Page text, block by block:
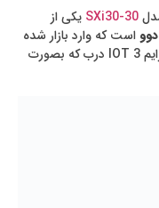
SXi30-30 یکی از
دوواست که وارد بازار شده
است. مجمموعه جدید Fresh Land سری پرایم 3 IOT درب که بصورت